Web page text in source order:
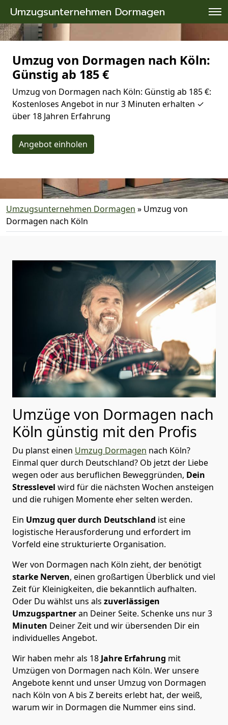
Umzugsunternehmen Dormagen
Umzug von Dormagen nach Köln:
Günstig ab 185 €
Umzug von Dormagen nach Köln: Günstig ab 185 €:
Kostenloses Angebot in nur 3 Minuten erhalten ✓
über 18 Jahren Erfahrung
Angebot einholen
Umzugsunternehmen Dormagen » Umzug von
Dormagen nach Köln
Umzüge von Dormagen nach
Köln günstig mit den Profis
Du planst einen Umzug Dormagen nach Köln?
Einmal quer durch Deutschland? Ob jetzt der Liebe
wegen oder aus beruflichen Beweggründen, Dein
Stresslevel wird für die nächsten Wochen ansteigen
und die ruhigen Momente eher selten werden.
Ein Umzug quer durch Deutschland ist eine
logistische Herausforderung und erfordert im
Vorfeld eine strukturierte Organisation.
Wer von Dormagen nach Köln zieht, der benötigt
starke Nerven, einen großartigen Überblick und viel
Zeit für Kleinigkeiten, die bekanntlich aufhalten.
Oder Du wählst uns als zuverlässigen
Umzugspartneran Deiner Seite. Schenke uns nur3
Minuten Deiner Zeit und wir übersenden Dir ein
individuelles Angebot.
Wir haben mehr als 18 Jahre Erfahrung mit
Umzügen von Dormagen nach Köln. Wer unsere
Angebote kennt und unser Umzug von Dormagen
nach Köln von A bis Z bereits erlebt hat, der weiß,
warum wir in Dormagen die Nummer eins sind.